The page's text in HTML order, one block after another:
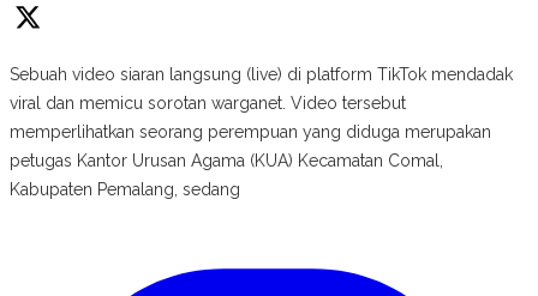
Sebuah video siaran langsung (live) di platform TikTok mendadak
viral dan memicu sorotan warganet. Video tersebut
memperlihatkan seorang perempuan yang diduga merupakan
petugas Kantor Urusan Agama (KUA) Kecamatan Comal,
Kabupaten Pemalang, sedang